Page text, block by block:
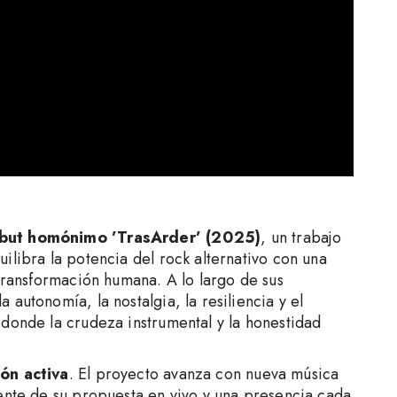
homónimo ’TrasArder’ (2025), un trabajo
la potencia del rock alternativo con una
humana. A lo largo de sus
autonomía, la nostalgia, la resiliencia y el
la crudeza instrumental y la honestidad
activa. El proyecto avanza con nueva música